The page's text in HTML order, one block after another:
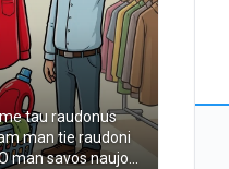
tau raudonus
man tie raudoni
man savos naujos